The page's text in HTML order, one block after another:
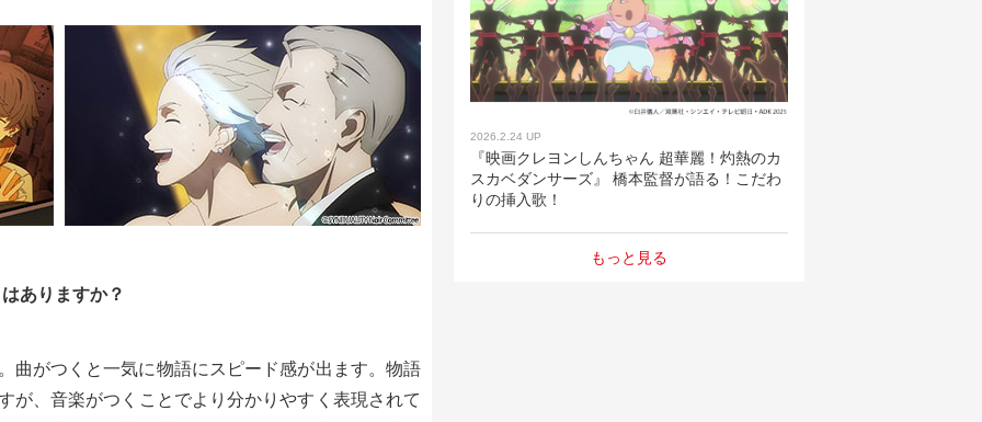
ありますか？
曲がつくと一気に物語にスピード感が出ます。物語
が、音楽がつくことでより分かりやすく表現されて
2026.2.24 UP
『映画クレヨンしんちゃん 超華麗！灼熱のカ
スカベダンサーズ』 橋本監督が語る！こだわ
りの挿入歌！
もっと見る